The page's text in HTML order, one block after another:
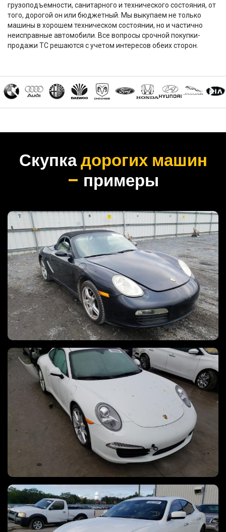
грузоподъемности, санитарного и технического состояния, от
того, дорогой он или бюджетный. Мы выкупаем не только
машины в хорошем техническом состоянии, но и частично
неисправные автомобили. Все вопросы срочной покупки-
продажи ТС решаются с учетом интересов обеих сторон.
Скупкадорогих машин
– примеры
PORSCHE BOXSTER, 2005 год
Автомобиль был выкуплен за 1200000 руб
PORSCHE 911 CARRERA, 2013 год
Автомобиль был выкуплен за 5300000 руб